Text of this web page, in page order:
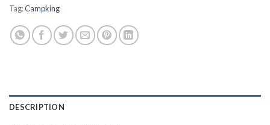
Tag:Campking
DESCRIPTION